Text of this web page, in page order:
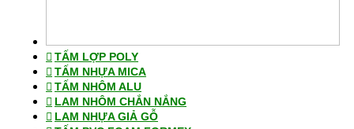
TẤM LỢP POLY
TẤM NHỰA MICA
TẤM NHÔM ALU
LAM NHÔM CHẮN NẮNG
LAM NHỰA GIẢ GỖ